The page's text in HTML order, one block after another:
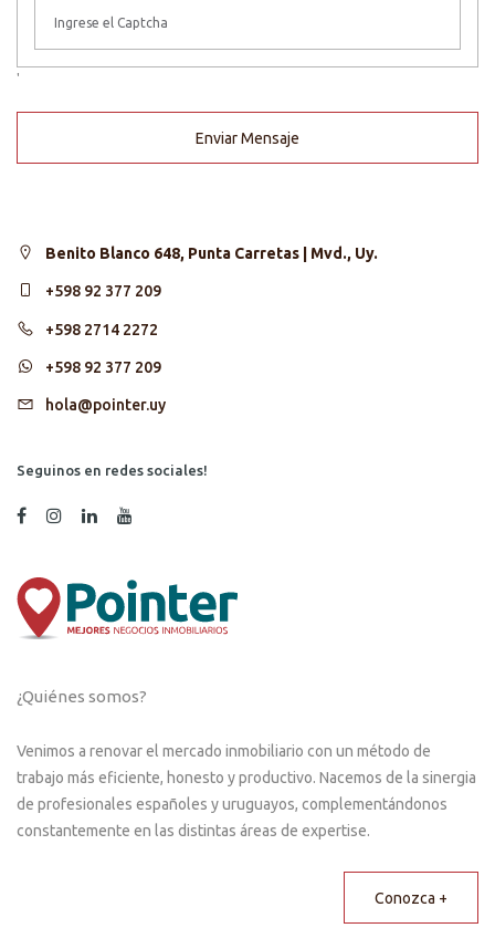
'
Enviar Mensaje
Benito Blanco 648, Punta Carretas | Mvd., Uy.
+598 92 377 209
+598 2714 2272
+598 92 377 209
hola@pointer.uy
Seguinos en redes sociales!
¿Quiénes somos?
Venimos a renovar el mercado inmobiliario con un método de
trabajo más eficiente, honesto y productivo. Nacemos de la sinergia
de profesionales españoles y uruguayos, complementándonos
constantemente en las distintas áreas de expertise.
Conozca +